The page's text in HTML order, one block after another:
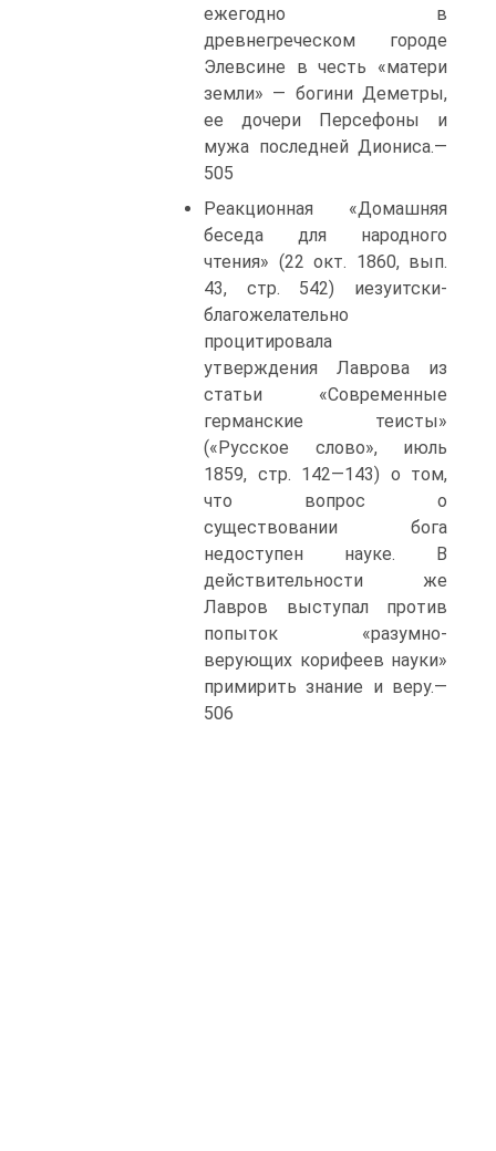
ежегодно в
древнегреческом городе
Элевсине в честь «матери
земли» — богини Деметры,
ее дочери Персефоны и
мужа последней Диониса.—
505
Реакционная «Домашняя
беседа для народного
чтения» (22 окт. 1860, вып.
43, стр. 542) иезуитски-
благожелательно
процитировала
утверждения Лаврова из
статьи «Современные
германские теисты»
(«Русское слово», июль
1859, стр. 142—143) о том,
что вопрос о
существовании бога
недоступен науке. В
действительности же
Лавров выступал против
попыток «разумно-
верующих корифеев науки»
примирить знание и веру.—
506